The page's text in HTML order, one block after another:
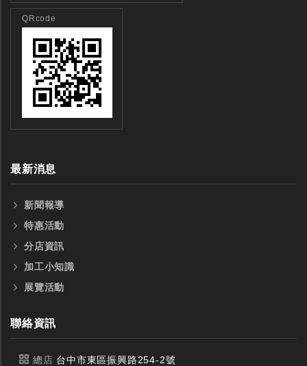
全鎢鋼銑刀
台製WEENIX四刃全鎢鋼銑刀
QRcode
最新消息
新聞報導
特惠活動
分店資訊
加工小知識
展覽活動
聯絡資訊
總店 台中市東區振興路254-2號